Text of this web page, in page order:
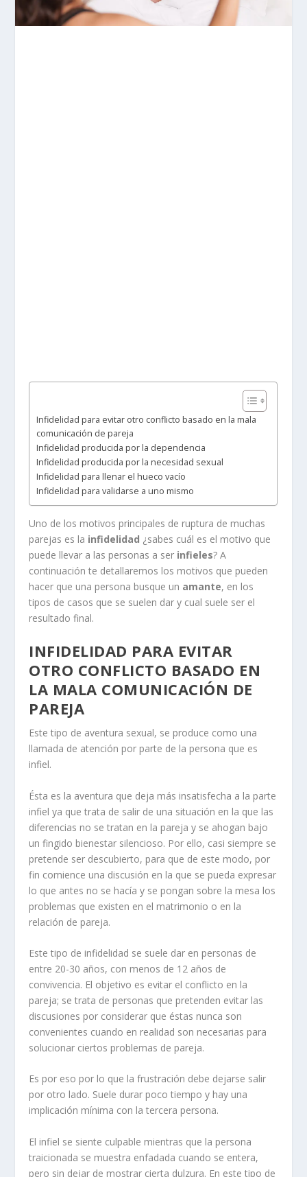
Infidelidad para evitar otro conflicto basado en la mala
comunicación de pareja
Infidelidad producida por la dependencia
Infidelidad producida por la necesidad sexual
Infidelidad para llenar el hueco vacío
Infidelidad para validarse a uno mismo
Uno de los motivos principales de ruptura de muchas
parejas es la infidelidad ¿sabes cuál es el motivo que
puede llevar a las personas a ser infieles? A
continuación te detallaremos los motivos que pueden
hacer que una persona busque un amante, en los
tipos de casos que se suelen dar y cual suele ser el
resultado final.
INFIDELIDAD PARA EVITAR
OTRO CONFLICTO BASADO EN
LA MALA COMUNICACIÓN DE
PAREJA
Este tipo de aventura sexual, se produce como una
llamada de atención por parte de la persona que es
infiel.
Ésta es la aventura que deja más insatisfecha a la parte
infiel ya que trata de salir de una situación en la que las
diferencias no se tratan en la pareja y se ahogan bajo
un fingido bienestar silencioso. Por ello, casi siempre se
pretende ser descubierto, para que de este modo, por
fin comience una discusión en la que se pueda expresar
lo que antes no se hacía y se pongan sobre la mesa los
problemas que existen en el matrimonio o en la
relación de pareja.
Este tipo de infidelidad se suele dar en personas de
entre 20-30 años, con menos de 12 años de
convivencia. El objetivo es evitar el conflicto en la
pareja; se trata de personas que pretenden evitar las
discusiones por considerar que éstas nunca son
convenientes cuando en realidad son necesarias para
solucionar ciertos problemas de pareja.
Es por eso por lo que la frustración debe dejarse salir
por otro lado. Suele durar poco tiempo y hay una
implicación mínima con la tercera persona.
El infiel se siente culpable mientras que la persona
traicionada se muestra enfadada cuando se entera,
pero sin dejar de mostrar cierta dulzura. En este tipo de